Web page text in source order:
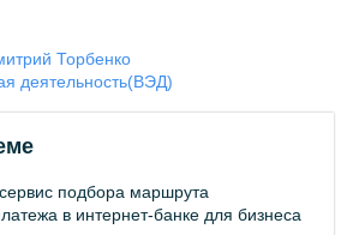
Торбенко
деятельность(ВЭД)
подбора маршрута
в интернет-банке для бизнеса